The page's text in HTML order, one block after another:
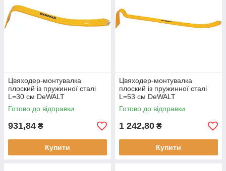
Цвяходер-монтувалка
плоский із пружинної сталі
L=30 см DeWALT
DWHT55518-1 кована
конструкція вага 0.59 кг
Готово до відправки
931,84 ₴
Купити
Цвяходер-монтувалка
плоский із пружинної сталі
L=53 см DeWALT
DWHT55528-1 кована
конструкція нове
Готово до відправки
1 242,80 ₴
Купити